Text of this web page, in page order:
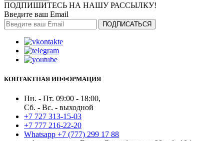
ПОДПИШИТЕСЬ НА НАШУ РАССЫЛКУ!
Введите ваш Email
ПОДПИСАТЬСЯ
КОНТАКТНАЯ ИНФОРМАЦИЯ
Пн. - Пт. 09:00 - 18:00,
Сб. - Вс. - выходной
+7 727 313-15-03
+7 777 216-22-20
Whatsapp +7 (777) 299 17 88